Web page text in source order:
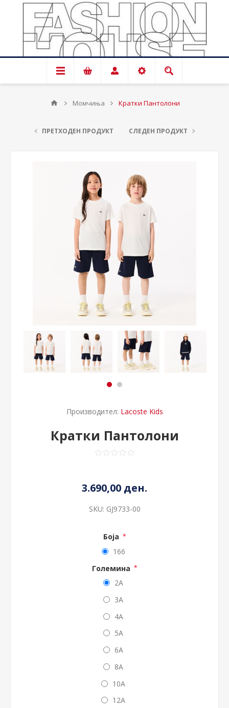
Момчиња Кратки Пантолони
ПРЕТХОДЕН ПРОДУКТ СЛЕДЕН ПРОДУКТ
Производител: Lacoste Kids
Кратки Пантолони
3.690,00 ден.
SKU: GJ9733-00
Боја *
166
Големина *
2A
3A
4A
5A
6A
8A
10A
12A